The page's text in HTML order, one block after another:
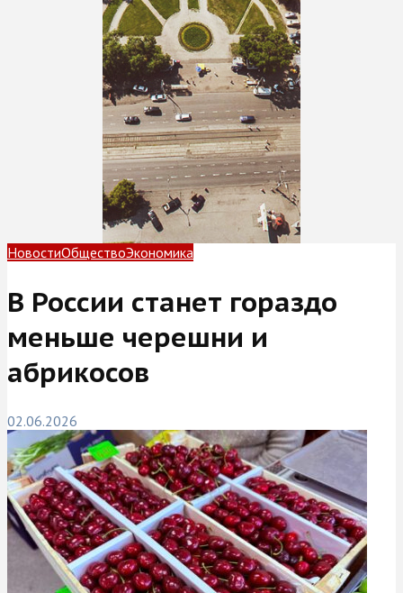
НовостиОбществоЭкономика
В России станет гораздо
меньше черешни и
абрикосов
02.06.2026